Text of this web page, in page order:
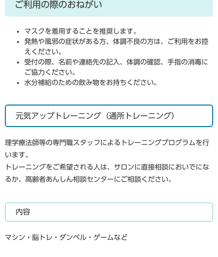
ご利用の際のおねがい
マスクを着用することを推奨します。
発熱や風邪の症状がある方、体調不良の方は、ご利用をお控
えください。
受付の際、名前や連絡先の記入、体調の確認、手指の消毒に
ご協力ください。
水分補給のための飲み物をお持ちください。
元気アップトレーニング（通所トレーニング）
理学療法師等の専門職スタッフによるトレーニングプログラムを行
います。
トレーニングをご希望される人は、サロンに直接相談においでにな
るか、高齢者あんしん相談センターにご相談ください。
内容
マシン・脳トレ・ダンベル・ゲームなど